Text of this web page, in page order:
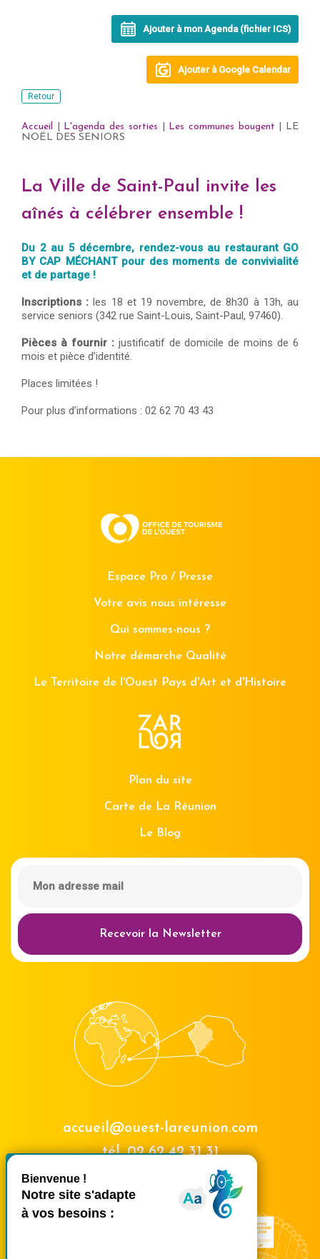
Masquer le
Ajouter à mon Agenda (fichier ICS)
Ajouter à Google Calendar
Retour
Accueil L'agenda des sorties Les communes bougent | LE
NOËL DES SENIORS
La Ville de Saint-Paul invite les
aînés à célébrer ensemble !
Du 2 au 5 décembre, rendez-vous au restaurant GO
BY CAP MÉCHANT pour des moments de convivialité
et de partage !
Inscriptions : les 18 et 19 novembre, de 8h30 à 13h, au
service seniors (342 rue Saint-Louis, Saint-Paul, 97460).
Pièces à fournir : justificatif de domicile de moins de 6
mois et pièce d’identité.
Places limitées !
Pour plus d’informations : 02 62 70 43 43
Espace Pro / Presse
Votre avis nous intéresse
Qui sommes-nous ?
Notre démarche Qualité
Le Territoire de l'Ouest Pays d'Art et d'Histoire
Plan du site
Carte de La Réunion
Le Blog
Recevoir la Newsletter
accueil@ouest-lareunion.com
tél.02 62 42 31 31
Nous rencontrer